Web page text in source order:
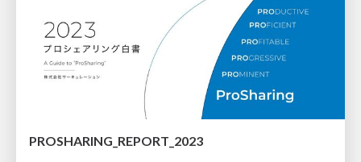
PROSHARING_REPORT_2023